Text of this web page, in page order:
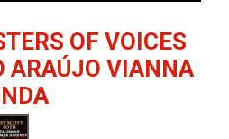
OF VOICES
ARAÚJO VIANNA